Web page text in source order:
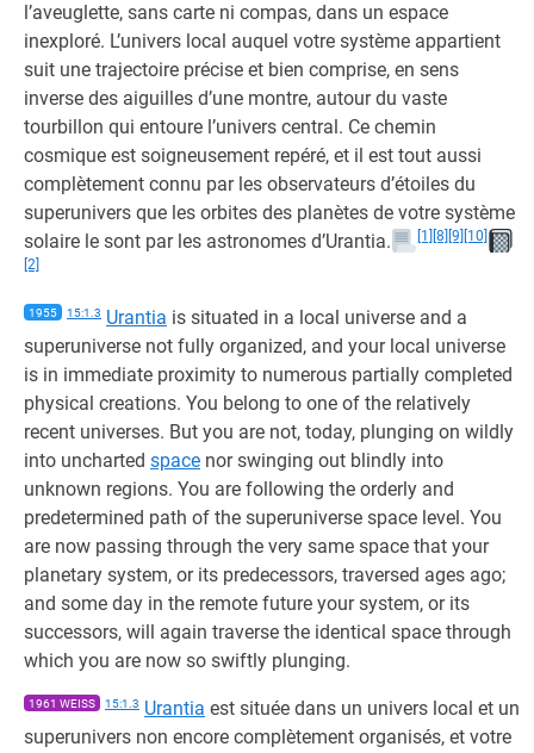
l’aveuglette, sans carte ni compas, dans un espace
inexploré. L’univers local auquel votre système appartient
suit une trajectoire précise et bien comprise, en sens
inverse des aiguilles d’une montre, autour du vaste
tourbillon qui entoure l’univers central. Ce chemin
cosmique est soigneusement repéré, et il est tout aussi
complètement connu par les observateurs d’étoiles du
superunivers que les orbites des planètes de votre système
solaire le sont par les astronomes d’Urantia.
[1] [8] [9] [10]
[2]
1955 15:1.3 Urantia is situated in a local universe and a
superuniverse not fully organized, and your local universe
is in immediate proximity to numerous partially completed
physical creations. You belong to one of the relatively
recent universes. But you are not, today, plunging on wildly
into uncharted space nor swinging out blindly into
unknown regions. You are following the orderly and
predetermined path of the superuniverse space level. You
are now passing through the very same space that your
planetary system, or its predecessors, traversed ages ago;
and some day in the remote future your system, or its
successors, will again traverse the identical space through
which you are now so swiftly plunging.
1961 WEISS 15:1.3 Urantia est située dans un univers local et un
superunivers non encore complètement organisés, et votre